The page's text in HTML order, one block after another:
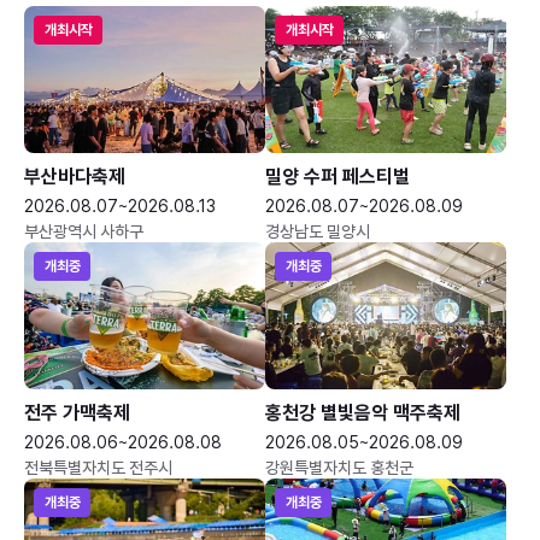
개최시작
부산바다축제
2026.08.07~2026.08.13
부산광역시 사하구
개최시작
밀양 수퍼 페스티벌
2026.08.07~2026.08.09
경상남도 밀양시
개최중
전주 가맥축제
2026.08.06~2026.08.08
전북특별자치도 전주시
개최중
홍천강 별빛음악 맥주축제
2026.08.05~2026.08.09
강원특별자치도 홍천군
개최중 개최중